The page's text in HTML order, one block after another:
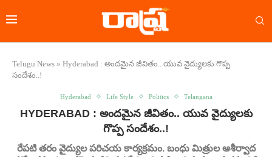
Telugu News » Hyderabad : అందమైన జీవితం.. యువ వైద్యులకు గొప్ప
సందేశం..!
Hyderabad Life Style Politics Telangana
HYDERABAD : అందమైన జీవితం.. యువ వైద్యులకు
గొప్ప సందేశం..!
రేపటి తరం వైద్యుల పరిచయ కార్యక్రమం. బంధు మిత్రుల ఆశీర్వాద